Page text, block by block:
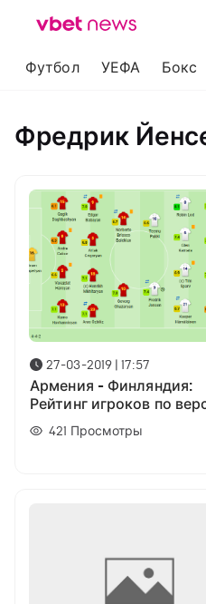
Футбол УЕФА Бокс
Фредрик
27-03-2019 | 17:57
Армения - Финляндия:
Рейтинг игроков по
SofaScore
421 Просмотры